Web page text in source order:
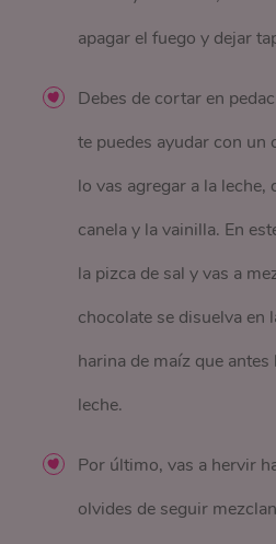
apagar el fuego y dejar
Debes de cortar en
te puedes ayudar con
lo vas agregar a la leche,
canela y la vainilla. En
la pizca de sal y vas a
chocolate se disuelva en
harina de maíz que
leche.
Por último, vas a hervir
olvides de seguir